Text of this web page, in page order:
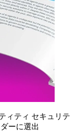
ィティ セキュリテ
ーに選出